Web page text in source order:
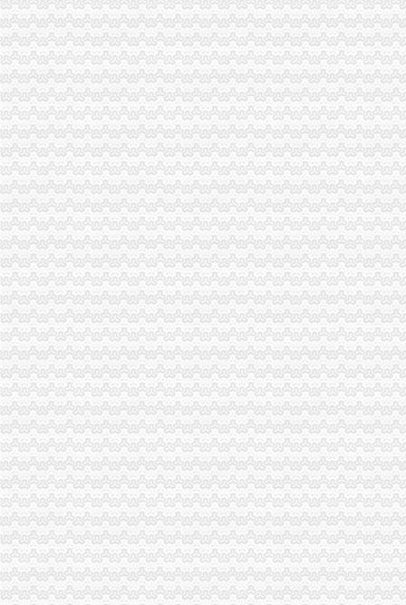
【重庆两路口ERP技术招聘网_ERP技术招聘信息】-重庆智联招聘
【吉安二手物品交易_吉安二手交易网_江西吉安二手交易市场】-【7】
蜀山区黄岳路口附近注册公司代账兼职整理旧帐账找龙圣琴-会计/审
滨湖河埒口代账报税提供挂靠地址注册公司财税咨询-无锡58同城
大坪代账公司
【重庆大坪会计文员招聘网_会计文员招聘信息】-重庆智联招聘
【大坪会计服务|大坪会计师事务所】-今题大坪会计网
0元免费*办重庆公司注册可提供注册地址重庆慢牛专业服务-重庆公司
代理商标公司的前景如何？渝北代账公司电话？
【工商网上报税系统】_重庆列表网
常年提供重庆主城区公司注册代理记账商标注册服务
【会计培训,工商注册、财务代账、企业变更、纳税申报】-渝中大坪
【重庆渝北区会计代理记账代办公司,价比选亿源财税】价
重庆统计从业资格：适合个人代账使用财务软件_960教育_金蝶KIS-
重庆验资开户：新恒工商代办、会计服务、审计验资、代账200起-重庆
渝中区代账公司流程
江岸区会计代账公司【2016企业税务详细流程请指点】-商务服务-信
江夏区工商代办.注册公司执照代理.知名代账公司.流程
专利申请名录_2017专利申请企业黄页大全_商务联盟网
2010年重庆城市交通开发投资（集团）有限公司公司券募集说明书_
充值卡联通100厂家_充值卡联通100公司-阿里巴巴公司黄页
桐君阁：关于召开公司2013年年度股东大会的通知_证券之星
开发区高新企业代账流程-金泉网
南京雨花台区专业代账会计注册公司流程_【会计服务】
[年报]重庆路桥：2011年年度报告-[中财网]
招商银行--14渝中（）2016年付息公告
渝中区代账公司
50元话费厂家_50元话费厂家/公司-阿里巴巴公司黄页
重庆普飞代理记账有限公司
重庆代办公司注册,工商注册,代帐会计,代理记账,代办营_重庆代账公司
重庆工商代办_重庆代理记账_重庆公司注册-重庆橙柚青工商咨询有限
【重庆渝中区代理记账|代理记账公司|会计代理记账】-重庆赶集网